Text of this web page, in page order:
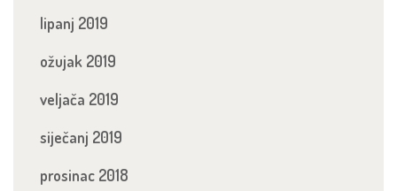
lipanj 2019
ožujak 2019
veljača 2019
siječanj 2019
prosinac 2018